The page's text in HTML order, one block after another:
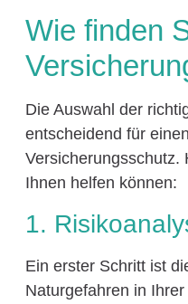
Wie finden
Die Auswahl der
entscheidend für
Versicherungsschutz.
Ihnen helfen können:
1.
Ein erster Schritt ist
Naturgefahren in